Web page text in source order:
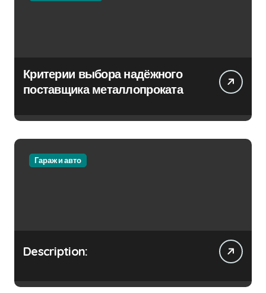
Критерии выбора надёжного
поставщика металлопроката
Гараж и авто
Description: